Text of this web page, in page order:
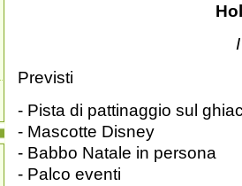
Previsti
- Pista di pattinaggio sul
- Mascotte Disney
- Babbo Natale in persona
- Palco eventi